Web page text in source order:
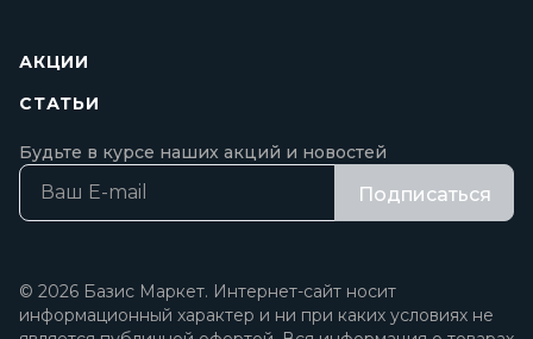
АКЦИИ
СТАТЬИ
Будьте в курсе наших акций и новостей
Подписаться
© 2026 Базис Маркет. Интернет-сайт носит
информационный характер и ни при каких условиях не